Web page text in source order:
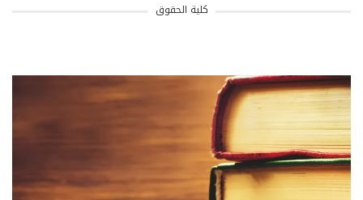
كلية الحقوق